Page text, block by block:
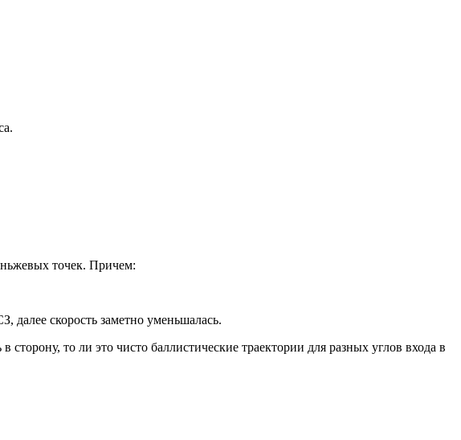
точек. Причем:
скорость заметно уменьшалась.
то ли это чисто баллистические траектории для разных углов входа в